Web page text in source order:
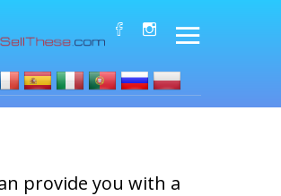
provide you with a